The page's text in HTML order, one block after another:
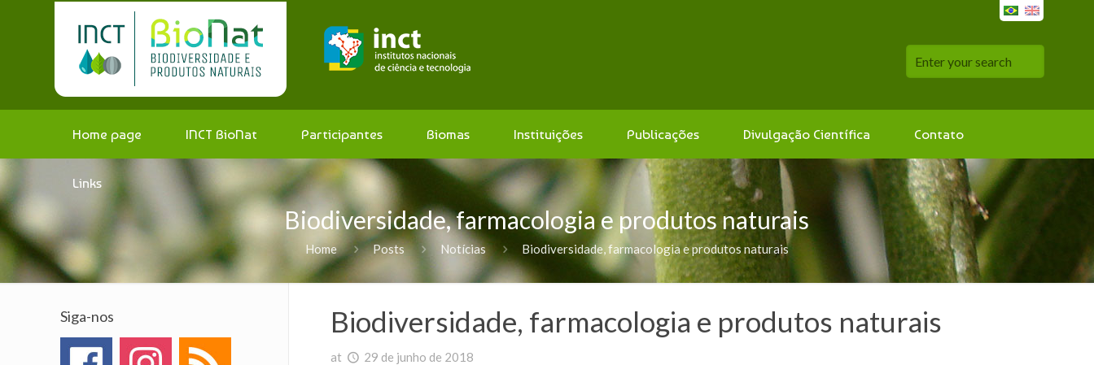
Home page INCT BioNat Participantes Biomas Instituições Publicações Divulgação Científica Contato
Links
Biodiversidade, farmacologia e produtos naturais
Home Posts Notícias Biodiversidade, farmacologia e produtos naturais
Biodiversidade, farmacologia e produtos naturais
at 29 de junho de 2018
Siga-nos